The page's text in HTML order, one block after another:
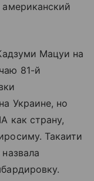
Мацуи на
81-й
Украине, но
как страну,
Такаити